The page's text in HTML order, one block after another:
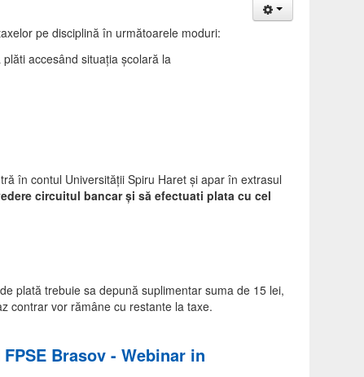
pe disciplină în următoarele moduri:
accesând situația școlară la
în contul Universităţii Spiru Haret şi apar în extrasul
circuitul bancar şi să efectuati plata cu cel
plată trebuie sa depună suplimentar suma de 15 lei,
contrar vor rămâne cu restante la taxe.
Brasov - Webinar in